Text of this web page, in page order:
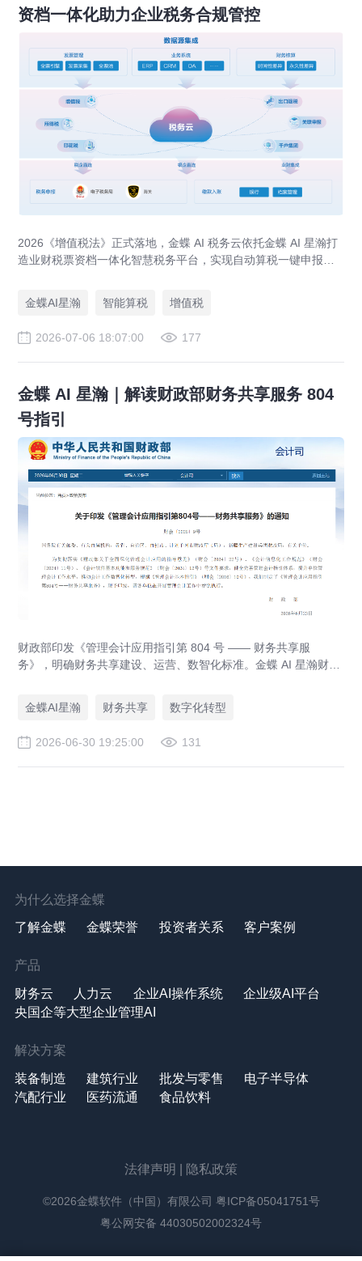
资档一体化助力企业税务合规管控
2026《增值税法》正式落地，金蝶 AI 税务云依托金蝶 AI 星瀚打
造业财税票资档一体化智慧税务平台，实现自动算税一键申报、
金蝶AI星瀚 智能算税 增值税
2026-07-06 18:07:00 177
金蝶 AI 星瀚｜解读财政部财务共享服务 804
号指引
财政部印发《管理会计应用指引第 804 号 —— 财务共享服
务》，明确财务共享建设、运营、数智化标准。金蝶 AI 星瀚财务
金蝶AI星瀚 财务共享 数字化转型
2026-06-30 19:25:00 131
为什么选择金蝶
了解金蝶 金蝶荣誉 投资者关系 客户案例
产品
财务云 人力云 企业AI操作系统
企业级AI平台
央国企等大型企业管理AI
解决方案
装备制造 建筑行业 批发与零售
电子半导体
汽配行业
医药流通 食品饮料
法律声明 隐私政策
©2026金蝶软件（中国）有限公司 粤ICP备05041751号
粤公网安备 44030502002324号